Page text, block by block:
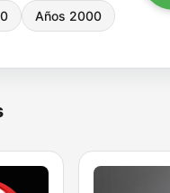
Años 2000